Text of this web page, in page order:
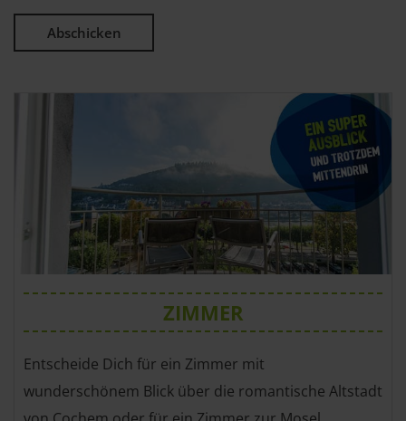
ZIMMER
Entscheide Dich für ein Zimmer mit
wunderschönem Blick über die romantische Altstadt